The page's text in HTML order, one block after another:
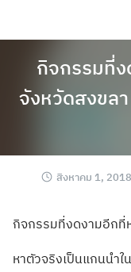
กิจกรรมที่
จังหวัดสงขล
สิงหาคม 1, 2018
กิจกรรมที่งดงามอีกที่
หาตัวจริงเป็นแกนนำใ